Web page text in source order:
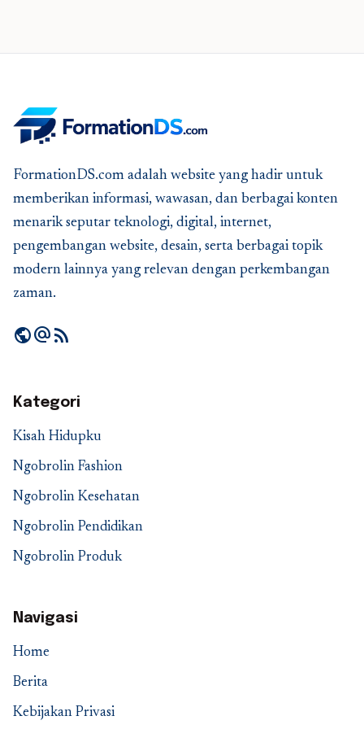
FormationDS.com adalah website yang hadir untuk
memberikan informasi, wawasan, dan berbagai konten
menarik seputar teknologi, digital, internet,
pengembangan website, desain, serta berbagai topik
modern lainnya yang relevan dengan perkembangan
zaman.
publicalternate_emailrss_feed
Kategori
Kisah Hidupku
Ngobrolin Fashion
Ngobrolin Kesehatan
Ngobrolin Pendidikan
Ngobrolin Produk
Navigasi
Home
Berita
Kebijakan Privasi